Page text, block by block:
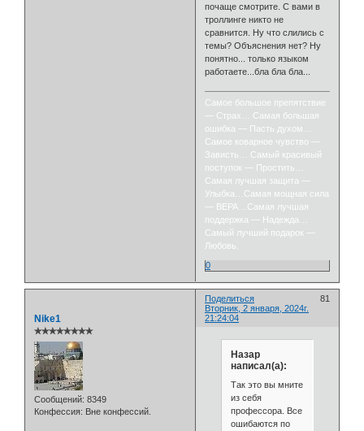
почаще смотрите. С вами в
троллинге никто не
сравнится. Ну что слились с
темы? Объяснения нет? Ну
понятно... только языком
работаете...бла бла бла...
Самое большое препятствие
— Страх… Самая большая
ошибка — Пасть духом…
Самое коварное чувство —
Зависть… Самый красивый
поступок — Простить…
Самая лучшая защита —
Улыбка…Самая мощная сила
— ВЕРА…Самая лучшая
поддержка — Надежда…
Самый лучший подарок —
Любовь.
0
Поделиться
81
Вторник, 2 января, 2024г.
21:24:04
Nike1
✯✯✯✯✯✯✯✯
Сообщений: 8349
Конфессия: Вне конфессий.
Назар
написал(а):
Так это вы мните
из себя
профессора. Все
ошибаются по